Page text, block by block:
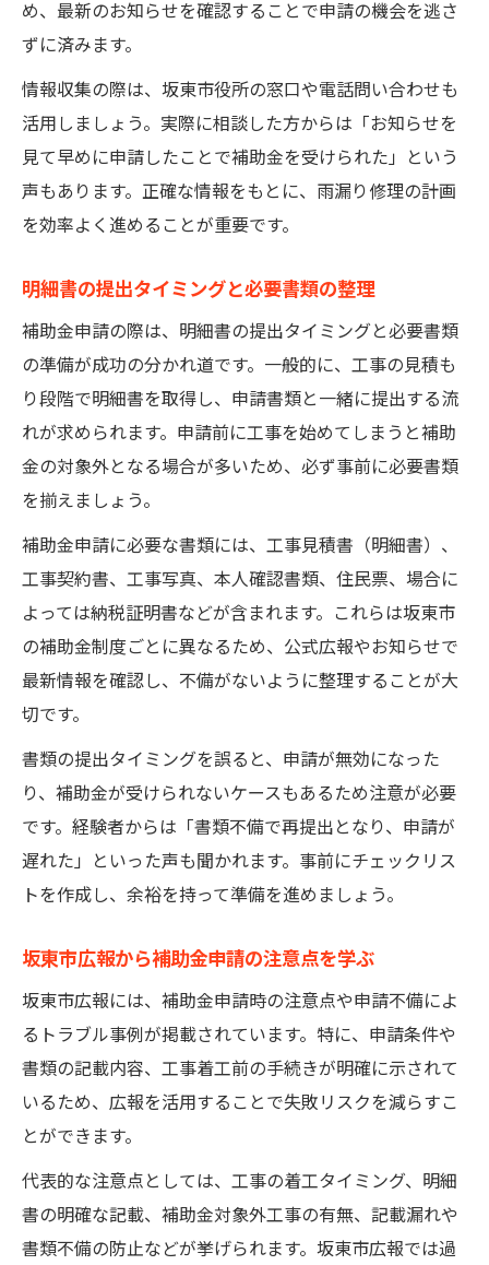
め、最新のお知らせを確認することで申請の機会を逃さ
ずに済みます。
情報収集の際は、坂東市役所の窓口や電話問い合わせも
活用しましょう。実際に相談した方からは「お知らせを
見て早めに申請したことで補助金を受けられた」という
声もあります。正確な情報をもとに、雨漏り修理の計画
を効率よく進めることが重要です。
明細書の提出タイミングと必要書類の整理
補助金申請の際は、明細書の提出タイミングと必要書類
の準備が成功の分かれ道です。一般的に、工事の見積も
り段階で明細書を取得し、申請書類と一緒に提出する流
れが求められます。申請前に工事を始めてしまうと補助
金の対象外となる場合が多いため、必ず事前に必要書類
を揃えましょう。
補助金申請に必要な書類には、工事見積書（明細書）、
工事契約書、工事写真、本人確認書類、住民票、場合に
よっては納税証明書などが含まれます。これらは坂東市
の補助金制度ごとに異なるため、公式広報やお知らせで
最新情報を確認し、不備がないように整理することが大
切です。
書類の提出タイミングを誤ると、申請が無効になった
り、補助金が受けられないケースもあるため注意が必要
です。経験者からは「書類不備で再提出となり、申請が
遅れた」といった声も聞かれます。事前にチェックリス
トを作成し、余裕を持って準備を進めましょう。
坂東市広報から補助金申請の注意点を学ぶ
坂東市広報には、補助金申請時の注意点や申請不備によ
るトラブル事例が掲載されています。特に、申請条件や
書類の記載内容、工事着工前の手続きが明確に示されて
いるため、広報を活用することで失敗リスクを減らすこ
とができます。
代表的な注意点としては、工事の着工タイミング、明細
書の明確な記載、補助金対象外工事の有無、記載漏れや
書類不備の防止などが挙げられます。坂東市広報では過